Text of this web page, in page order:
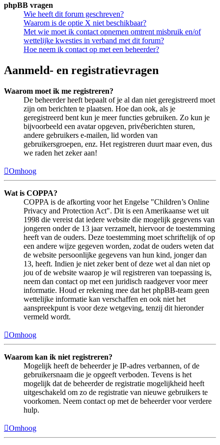
phpBB vragen
Wie heeft dit forum geschreven?
Waarom is de optie X niet beschikbaar?
Met wie moet ik contact opnemen omtrent misbruik en/of
wettelijke kwesties in verband met dit forum?
Hoe neem ik contact op met een beheerder?
Aanmeld- en registratievragen
Waarom moet ik me registreren?
De beheerder heeft bepaalt of je al dan niet geregistreerd moet
zijn om berichten te plaatsen. Hoe dan ook, als je
geregistreerd bent kun je meer functies gebruiken. Zo kun je
bijvoorbeeld een avatar opgeven, privéberichten sturen,
andere gebruikers e-mailen, lid worden van
gebruikersgroepen, enz. Het registreren duurt maar even, dus
we raden het zeker aan!
Omhoog
Wat is COPPA?
COPPA is de afkorting voor het Engelse "Children’s Online
Privacy and Protection Act". Dit is een Amerikaanse wet uit
1998 die vereist dat iedere website die mogelijk gegevens van
jongeren onder de 13 jaar verzamelt, hiervoor de toestemming
heeft van de ouders. Deze toestemming moet schriftelijk of op
een andere wijze gegeven worden, zodat de ouders weten dat
de website persoonlijke gegevens van hun kind, jonger dan
13, heeft. Indien je niet zeker bent of deze wet al dan niet op
jou of de website waarop je wil registreren van toepassing is,
neem dan contact op met een juridisch raadgever voor meer
informatie. Houd er rekening mee dat het phpBB-team geen
wettelijke informatie kan verschaffen en ook niet het
aanspreekpunt is voor deze wetgeving, tenzij dit hieronder
vermeld wordt.
Omhoog
Waarom kan ik niet registreren?
Mogelijk heeft de beheerder je IP-adres verbannen, of de
gebruikersnaam die je opgeeft verboden. Tevens is het
mogelijk dat de beheerder de registratie mogelijkheid heeft
uitgeschakeld om zo de registratie van nieuwe gebruikers te
voorkomen. Neem contact op met de beheerder voor verdere
hulp.
Omhoog